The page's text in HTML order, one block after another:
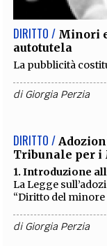
DIRITTO / Minori
autotutela
La pubblicità
diGiorgia Perzia
DIRITTO /
Tribunale per i
1. Introduzione
La Legge
“Diritto del minore
diGiorgia Perzia